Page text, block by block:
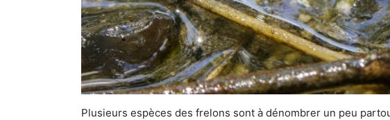
Plusieurs espèces des frelons sont à dénombrer un peu